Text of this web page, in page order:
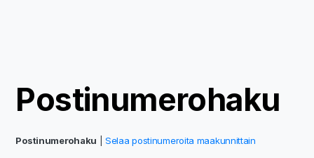
Postinumerohaku
Postinumerohaku |Selaa postinumeroita maakunnittain